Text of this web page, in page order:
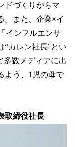
ドづくりからマ
。また、企業×イ
インフルエンサ
“カレン社長”とい
多数メディアに出
よう、1児の母で
取締役社長